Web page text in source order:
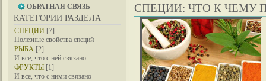
ОБРАТНАЯ СВЯЗЬ
КАТЕГОРИИ РАЗДЕЛА
СПЕЦИИ [7]
Полезные свойства специй
РЫБА [2]
И все, что с ней связано
ФРУКТЫ [1]
И все, что с ними связано
СПЕЦИИ: ЧТО К ЧЕМУ